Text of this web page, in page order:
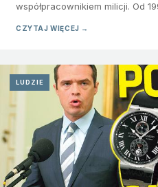
współpracownikiem milicji. Od
CZYTAJ WIĘCEJ →
LUDZIE